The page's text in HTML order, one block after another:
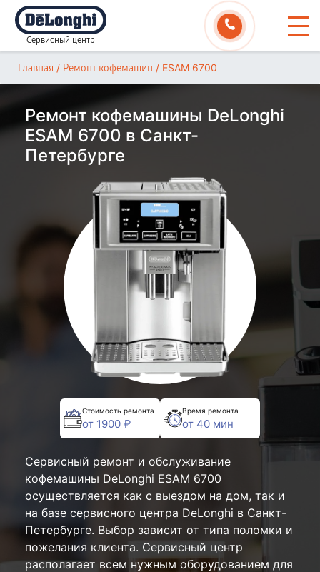
Сервисный центр
Главная / Ремонт кофемашин / ESAM 6700
Ремонт кофемашины DeLonghi
ESAM 6700 в Санкт-
Петербурге
Стоимость ремонта
от 1900 ₽
Время ремонта
от 40 мин
Сервисный ремонт и обслуживание
кофемашины DeLonghi ESAM 6700
осуществляется как с выездом на дом, так и
на базе сервисного центра DeLonghi в Санкт-
Петербурге. Выбор зависит от типа поломки и
пожелания клиента. Сервисный центр
располагает всем нужным оборудованием для